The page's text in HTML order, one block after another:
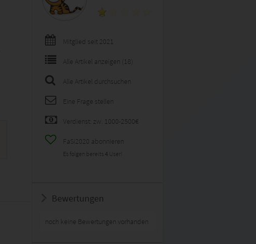
Mitglied seit 2021
Alle Artikel anzeigen (18)
Alle Artikel durchsuchen
Eine Frage stellen
Verdienst: zw. 1000-2500€
FaSi2020 abonnieren
Es folgen bereits 4 User!
Bewertungen
noch keine Bewertungen vorhanden